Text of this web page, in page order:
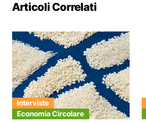
Articoli Correlati
Interviste
Economia Circolare